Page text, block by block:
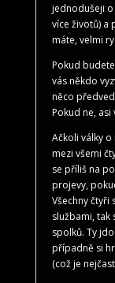
jednodušeji
více životů) a
máte, velmi
Pokud
vás někdo
něco
Pokud ne,
Ačkoli války
mezi všemi
se příliš na
projevy,
Všechny čtyři
službami, tak
spolků. Ty
případně si
(což je